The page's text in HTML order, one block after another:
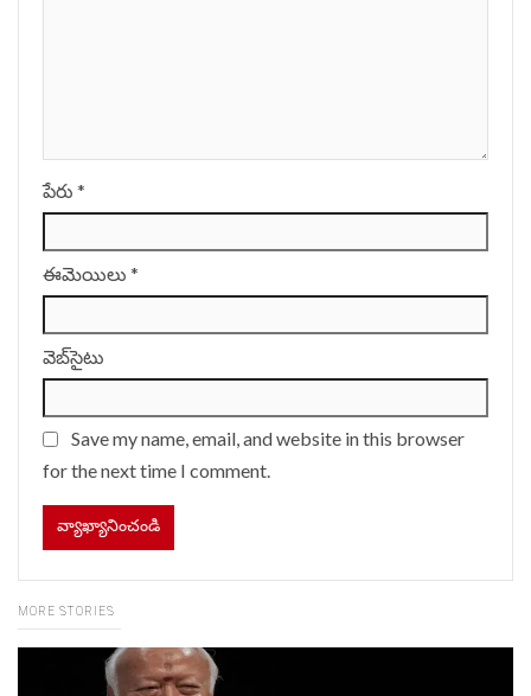
పేరు *
ఈమెయిలు *
వెబ్‌సైటు
Save my name, email, and website in this browser
for the next time I comment.
MORE STORIES